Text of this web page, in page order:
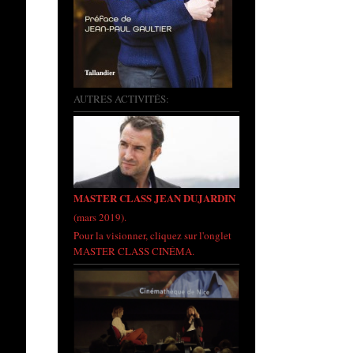
AUTRES ACTIVITÉS:
MASTER CLASS JEAN DUJARDIN
(mars 2019).
Pour la visionner, cliquez sur l'onglet
MASTER CLASS CINÉMA.